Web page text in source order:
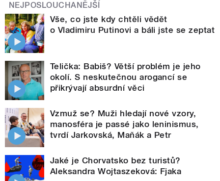
NEJPOSLOUCHANĚJŠÍ
Vše, co jste kdy chtěli vědět
o Vladimiru Putinovi a báli jste se zeptat
Telička: Babiš? Větší problém je jeho
okolí. S neskutečnou arogancí se
přikrývají absurdní věci
Vzmuž se? Muži hledají nové vzory,
manosféra je passé jako leninismus,
tvrdí Jarkovská, Maňák a Petr
Jaké je Chorvatsko bez turistů?
Aleksandra Wojtaszeková: Fjaka